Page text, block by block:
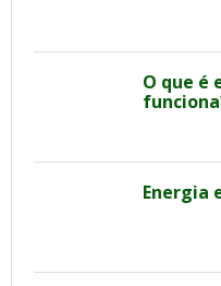
O que é
Energia